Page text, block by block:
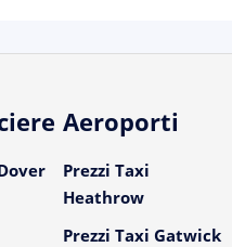
Aeroporti
Prezzi Taxi
Heathrow
Prezzi Taxi Gatwick